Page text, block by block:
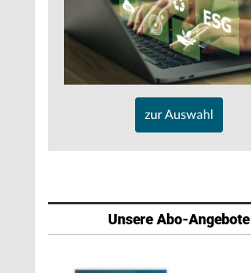
zur Auswahl
Unsere Abo-Angebote